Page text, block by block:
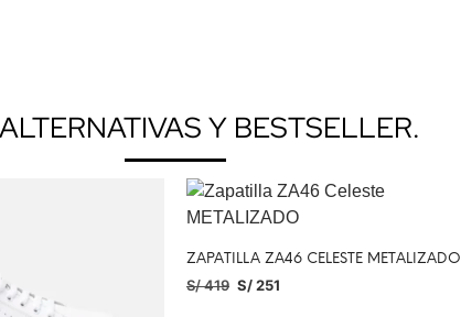
Y BESTSELLER.
ZAPATILLA ZA46 CELESTE METALIZADO
S/419 S/251